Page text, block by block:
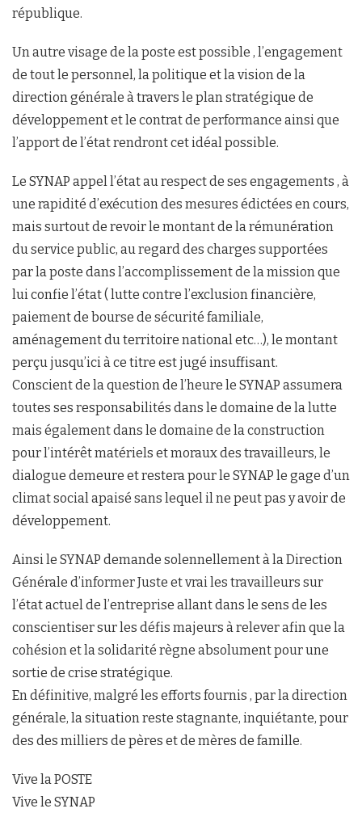
république.
Un autre visage de la poste est possible , l’engagement
de tout le personnel, la politique et la vision de la
direction générale à travers le plan stratégique de
développement et le contrat de performance ainsi que
l’apport de l’état rendront cet idéal possible.
Le SYNAP appel l’état au respect de ses engagements , à
une rapidité d’exécution des mesures édictées en cours,
mais surtout de revoir le montant de la rémunération
du service public, au regard des charges supportées
par la poste dans l’accomplissement de la mission que
lui confie l’état ( lutte contre l’exclusion financière,
paiement de bourse de sécurité familiale,
aménagement du territoire national etc…), le montant
perçu jusqu’ici à ce titre est jugé insuffisant.
Conscient de la question de l’heure le SYNAP assumera
toutes ses responsabilités dans le domaine de la lutte
mais également dans le domaine de la construction
pour l’intérêt matériels et moraux des travailleurs, le
dialogue demeure et restera pour le SYNAP le gage d’un
climat social apaisé sans lequel il ne peut pas y avoir de
développement.
Ainsi le SYNAP demande solennellement à la Direction
Générale d’informer Juste et vrai les travailleurs sur
l’état actuel de l’entreprise allant dans le sens de les
conscientiser sur les défis majeurs à relever afin que la
cohésion et la solidarité règne absolument pour une
sortie de crise stratégique.
En définitive, malgré les efforts fournis , par la direction
générale, la situation reste stagnante, inquiétante, pour
des des milliers de pères et de mères de famille.
Vive la POSTE
Vive le SYNAP